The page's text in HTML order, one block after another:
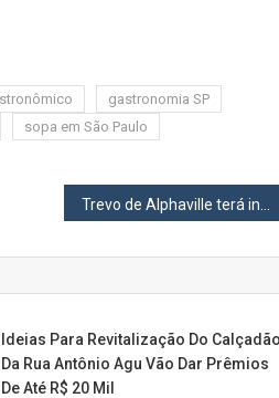
gastronomia SP
sopa em São Paulo
Ideias Para Revitalização Do
Da Rua Antônio Agu Vão Dar Prêmios
De Até R$ 20 Mil